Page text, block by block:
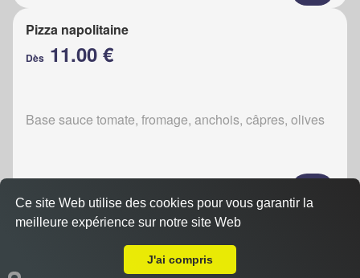
Pizza napolitaine
Dès 11.00 €
Base sauce tomate, fromage, anchois, câpres, olives
Pizza casa
Ce site Web utilise des cookies pour vous garantir la
meilleure expérience sur notre site Web
J'ai compris